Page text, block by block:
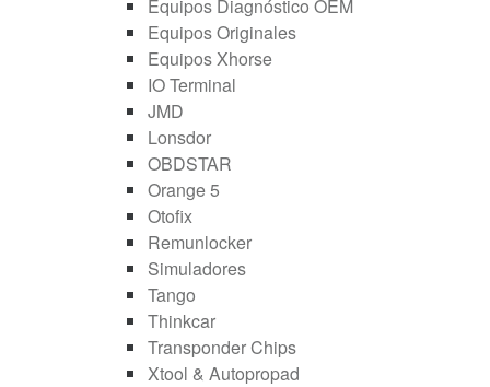
Equipos Diagnóstico OEM
Equipos Originales
Equipos Xhorse
IO Terminal
JMD
Lonsdor
OBDSTAR
Orange 5
Otofix
Remunlocker
Simuladores
Tango
Thinkcar
Transponder Chips
Xtool & Autopropad